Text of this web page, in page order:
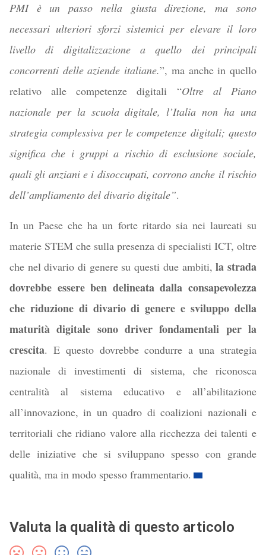
PMI è un passo nella giusta direzione, ma sono
necessari ulteriori sforzi sistemici per elevare il loro
livello di digitalizzazione a quello dei principali
concorrenti delle aziende italiane.”, ma anche in quello
relativo alle competenze digitali “Oltre al Piano
nazionale per la scuola digitale, l’Italia non ha una
strategia complessiva per le competenze digitali; questo
significa che i gruppi a rischio di esclusione sociale,
quali gli anziani e i disoccupati, corrono anche il rischio
dell’ampliamento del divario digitale”.
In un Paese che ha un forte ritardo sia nei laureati su
materie STEM che sulla presenza di specialisti ICT, oltre
che nel divario di genere su questi due ambiti,la strada
dovrebbe essere ben delineata dalla consapevolezza
che riduzione di divario di genere e sviluppo della
maturità digitale sono driver fondamentali per la
crescita. E questo dovrebbe condurre a una strategia
nazionale di investimenti di sistema, che riconosca
centralità al sistema educativo e all’abilitazione
all’innovazione, in un quadro di coalizioni nazionali e
territoriali che ridiano valore alla ricchezza dei talenti e
delle iniziative che si sviluppano spesso con grande
qualità, ma in modo spesso frammentario.
Valuta la qualità di questo articolo